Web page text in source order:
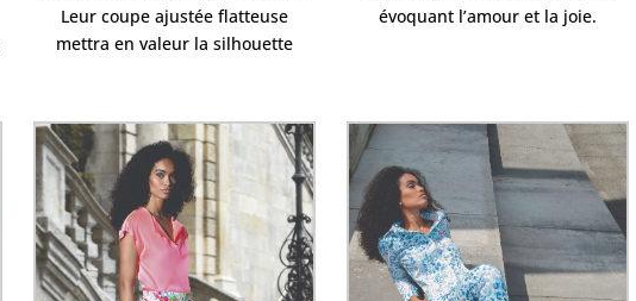
Leur coupe ajustée flatteuse
mettra en valeur la silhouette
évoquant l’amour et la joie.